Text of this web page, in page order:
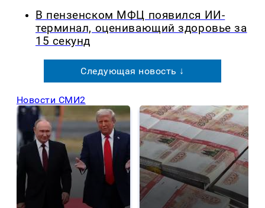
В пензенском МФЦ появился ИИ-
терминал, оценивающий здоровье за
15 секунд
Следующая новость ↓
Новости СМИ2